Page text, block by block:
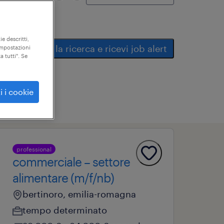
salva la ricerca e ricevi job alert
professional
commerciale – settore
alimentare (m/f/nb)
bertinoro, emilia-romagna
tempo determinato
descritti,
tutti". Se
i cookie